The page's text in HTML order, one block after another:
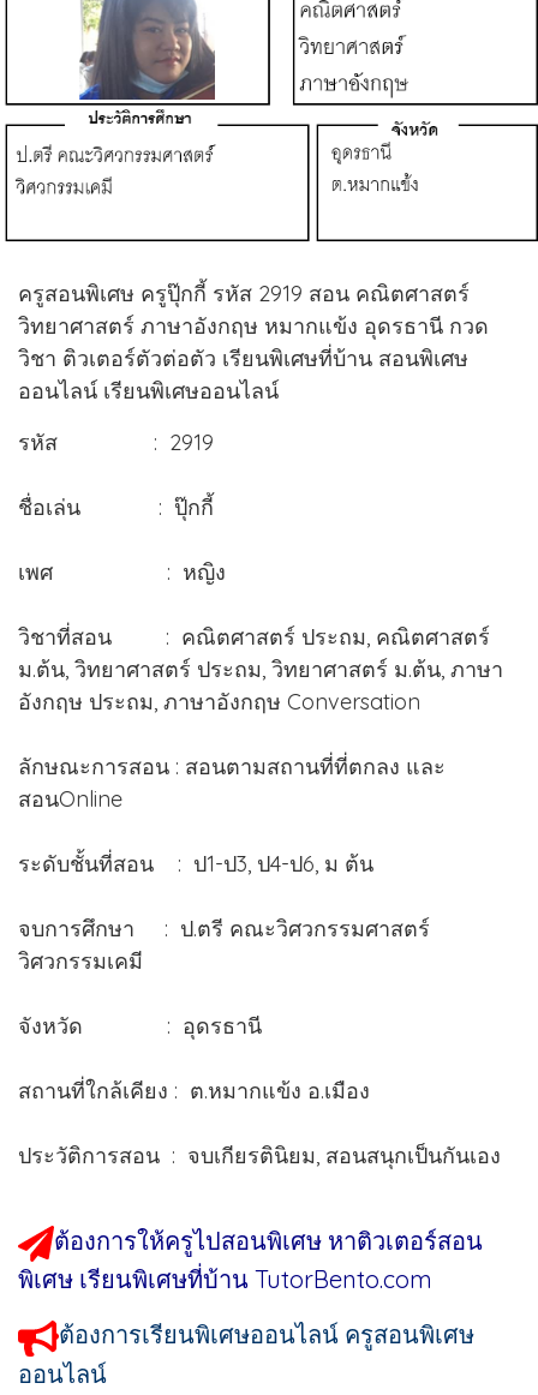
ครูสอนพิเศษ ครูปุ๊กกี้ รหัส 2919 สอน คณิตศาสตร์
วิทยาศาสตร์ ภาษาอังกฤษ หมากแข้ง อุดรธานี กวด
วิชา ติวเตอร์ตัวต่อตัว เรียนพิเศษที่บ้าน สอนพิเศษ
ออนไลน์ เรียนพิเศษออนไลน์
รหัส : 2919
ชื่อเล่น : ปุ๊กกี้
เพศ : หญิง
วิชาที่สอน : คณิตศาสตร์ ประถม, คณิตศาสตร์
ม.ต้น, วิทยาศาสตร์ ประถม, วิทยาศาสตร์ ม.ต้น, ภาษา
อังกฤษ ประถม, ภาษาอังกฤษ Conversation
ลักษณะการสอน : สอนตามสถานที่ที่ตกลง และ
สอนOnline
ระดับชั้นที่สอน : ป1-ป3, ป4-ป6, ม ต้น
จบการศึกษา : ป.ตรี คณะวิศวกรรมศาสตร์
วิศวกรรมเคมี
จังหวัด : อุดรธานี
สถานที่ใกล้เคียง : ต.หมากแข้ง อ.เมือง
ประวัติการสอน : จบเกียรตินิยม, สอนสนุกเป็นกันเอง
ต้องการให้ครูไปสอนพิเศษ หาติวเตอร์สอน
พิเศษ เรียนพิเศษที่บ้าน TutorBento.com
ต้องการเรียนพิเศษออนไลน์ ครูสอนพิเศษ
ออนไลน์